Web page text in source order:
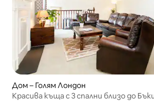
Дом – Голям Лондон
Красива къща с 3 спални близо до